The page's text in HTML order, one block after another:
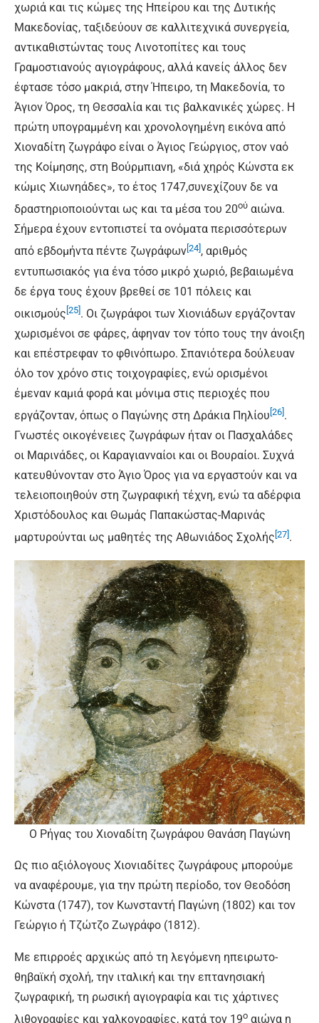
χωριά και τις κώμες της Ηπείρου και της Δυτικής
Μακεδονίας, ταξιδεύουν σε καλλιτεχνικά συνεργεία,
αντικαθιστώντας τους Λινοτοπίτες και τους
Γραμοστιανούς αγιογράφους, αλλά κανείς άλλος δεν
έφτασε τόσο μακριά, στην Ήπειρο, τη Μακεδονία, το
Άγιον Όρος, τη Θεσσαλία και τις βαλκανικές χώρες. Η
πρώτη υπογραμμένη και χρονολογημένη εικόνα από
Χιοναδίτη ζωγράφο είναι ο Άγιος Γεώργιος, στον ναό
της Κοίμησης, στη Βούρμπιανη, «διά χηρός Κώνστα εκ
κώμις Χιωνηάδες», το έτος 1747,συνεχίζουν δε να
δραστηριοποιούνται ως και τα μέσα του 20ού αιώνα.
Σήμερα έχουν εντοπιστεί τα ονόματα περισσότερων
από εβδομήντα πέντε ζωγράφων[24], αριθμός
εντυπωσιακός για ένα τόσο μικρό χωριό, βεβαιωμένα
δε έργα τους έχουν βρεθεί σε 101 πόλεις και
οικισμούς [25]. Οι ζωγράφοι των Χιονιάδων εργάζονταν
χωρισμένοι σε φάρες, άφηναν τον τόπο τους την άνοιξη
και επέστρεφαν το φθινόπωρο. Σπανιότερα δούλευαν
όλο τον χρόνο στις τοιχογραφίες, ενώ ορισμένοι
έμεναν καμιά φορά και μόνιμα στις περιοχές που
εργάζονταν, όπως ο Παγώνης στη Δράκια Πηλίου [26] .
Γνωστές οικογένειες ζωγράφων ήταν οι Πασχαλάδες
οι Μαρινάδες, οι Καραγιανναίοι και οι Βουραίοι. Συχνά
κατευθύνονταν στο Άγιο Όρος για να εργαστούν και να
τελειοποιηθούν στη ζωγραφική τέχνη, ενώ τα αδέρφια
Χριστόδουλος και Θωμάς Παπακώστας-Μαρινάς
μαρτυρούνται ως μαθητές της Αθωνιάδος Σχολής [27].
Ο Ρήγας του Χιοναδίτη ζωγράφου Θανάση Παγώνη
Ως πιο αξιόλογους Χιονιαδίτες ζωγράφους μπορούμε
να αναφέρουμε, για την πρώτη περίοδο, τον Θεοδόση
Κώνστα (1747), τον Κωνσταντή Παγώνη (1802) και τον
Γεώργιο ή Τζώτζο Ζωγράφο (1812).
Με επιρροές αρχικώς από τη λεγόμενη ηπειρωτο-
θηβαϊκή σχολή, την ιταλική και την επτανησιακή
ζωγραφική, τη ρωσική αγιογραφία και τις χάρτινες
λιθογραφίες και χαλκογραφίες, κατά τον 19ο αιώνα η